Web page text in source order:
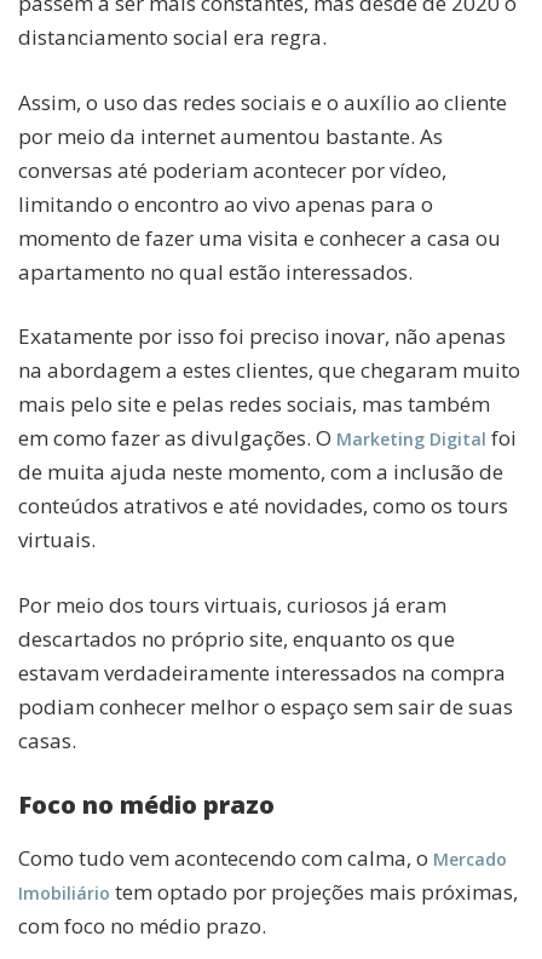
distanciamento social era regra.
Assim, o uso das redes sociais e o auxílio ao cliente
por meio da internet aumentou bastante. As
conversas até poderiam acontecer por vídeo,
limitando o encontro ao vivo apenas para o
momento de fazer uma visita e conhecer a casa ou
apartamento no qual estão interessados.
Exatamente por isso foi preciso inovar, não apenas
na abordagem a estes clientes, que chegaram muito
mais pelo site e pelas redes sociais, mas também
em como fazer as divulgações. O Marketing Digital foi
de muita ajuda neste momento, com a inclusão de
conteúdos atrativos e até novidades, como os tours
virtuais.
Por meio dos tours virtuais, curiosos já eram
descartados no próprio site, enquanto os que
estavam verdadeiramente interessados na compra
podiam conhecer melhor o espaço sem sair de suas
casas.
Foco no médio prazo
Como tudo vem acontecendo com calma, o Mercado
Imobiliário tem optado por projeções mais próximas,
com foco no médio prazo.